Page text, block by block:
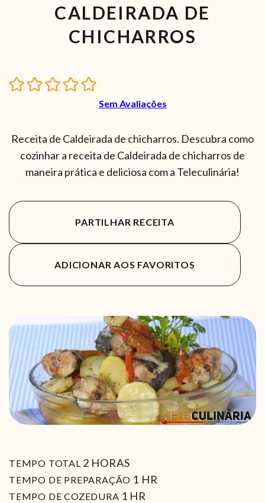
CALDEIRADA DE
CHICHARROS
Sem Avaliações
Receita de Caldeirada de chicharros. Descubra como
cozinhar a receita de Caldeirada de chicharros de
maneira prática e deliciosa com a Teleculinária!
PARTILHAR RECEITA
ADICIONAR AOS FAVORITOS
TEMPO TOTAL 2HORAS
HORAS
TEMPO DE PREPARAÇÃO 1 HORA
HR
TEMPO DE COZEDURA 1 HORA
HR